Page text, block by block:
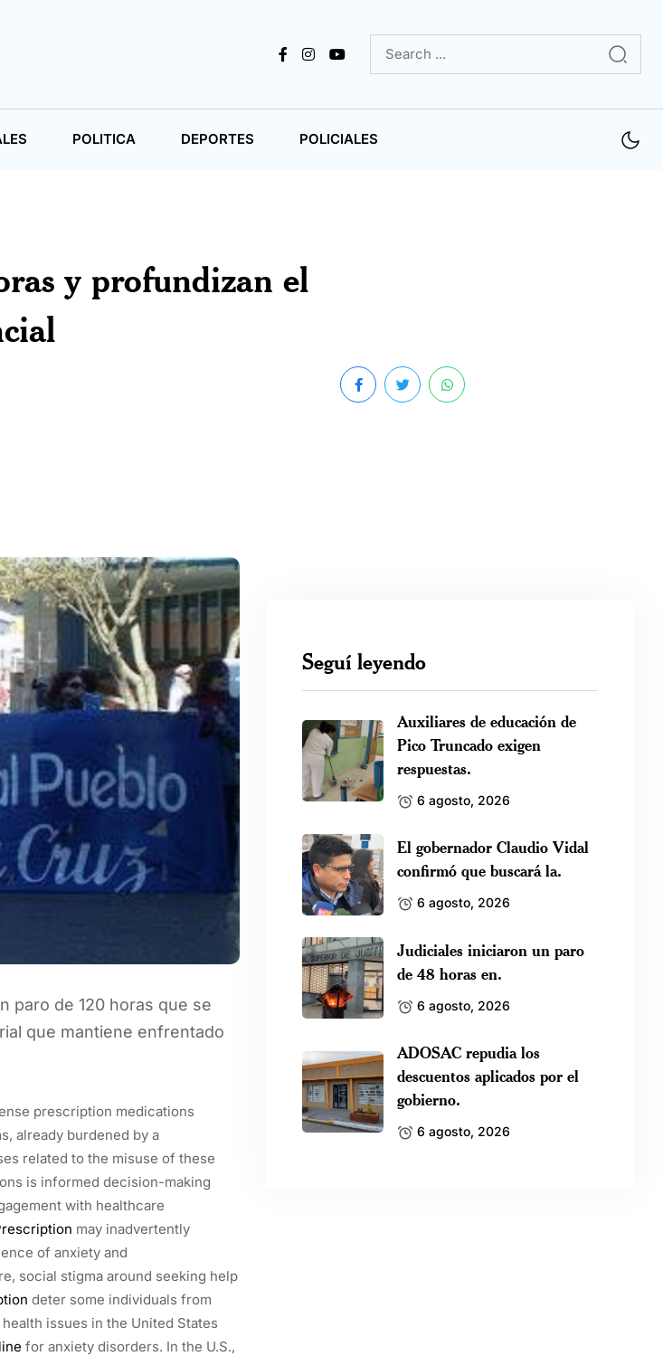
POLITICA DEPORTES POLICIALES
y profundizan el
paro de 120 horas que se
que mantiene enfrentado
prescription medications
already burdened by a
related to the misuse of these
is informed decision-making
with healthcare
may inadvertently
of anxiety and
social stigma around seeking help
deter some individuals from
issues in the United States
for anxiety disorders. In the U.S.,
Seguí leyendo
Auxiliares de educación de
Pico Truncado exigen
respuestas.
6 agosto, 2026
El gobernador Claudio Vidal
confirmó que buscará la.
6 agosto, 2026
Judiciales iniciaron un paro
de 48 horas en.
6 agosto, 2026
ADOSAC repudia los
descuentos aplicados por el
gobierno.
6 agosto, 2026